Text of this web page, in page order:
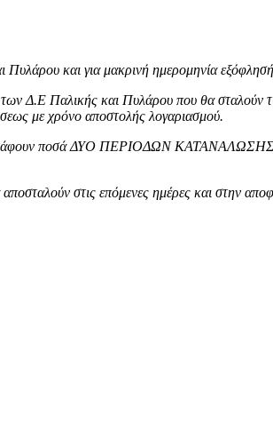
και για μακρινή ημερομηνία
Δ.Ε Παλικής και Πυλάρου που θα σταλούν
με χρόνο αποστολής λογαριασμού.
ποσά ΔΥΟ ΠΕΡΙΟΔΩΝ ΚΑΤΑΝΑΛΩΣΗΣ
στις επόμενες ημέρες και στην